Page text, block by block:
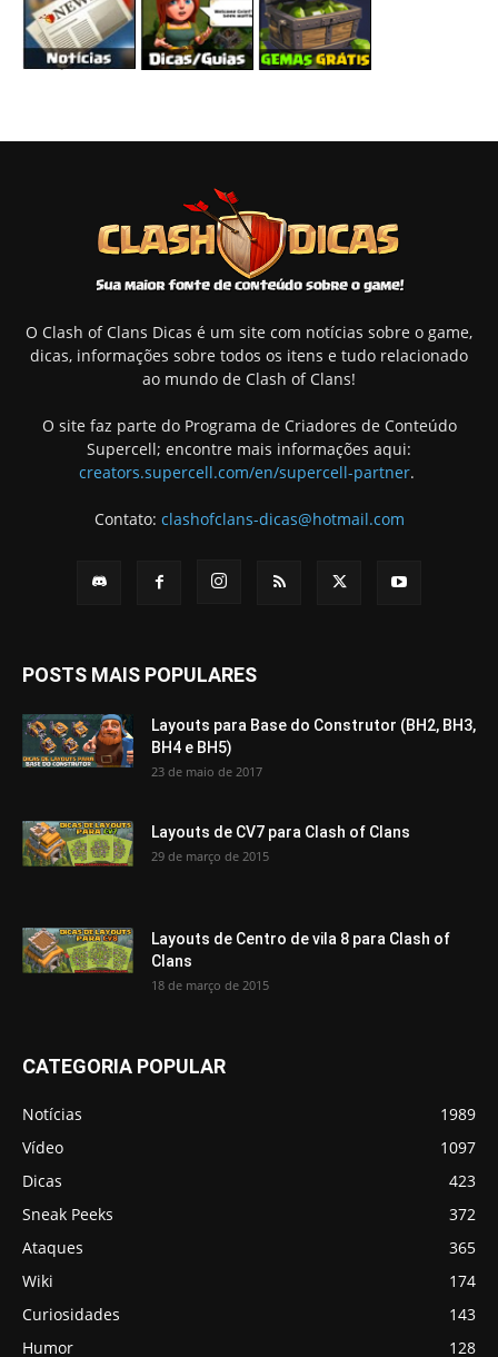
O Clash of Clans Dicas é um site com notícias sobre o game,
dicas, informações sobre todos os itens e tudo relacionado
ao mundo de Clash of Clans!
O site faz parte do Programa de Criadores de Conteúdo
Supercell; encontre mais informações aqui:
creators.supercell.com/en/supercell-partner.
Contato: clashofclans-dicas@hotmail.com
POSTS MAIS POPULARES
Layouts para Base do Construtor (BH2, BH3,
BH4 e BH5)
23 de maio de 2017
Layouts de CV7 para Clash of Clans
29 de março de 2015
Layouts de Centro de vila 8 para Clash of
Clans
18 de março de 2015
CATEGORIA POPULAR
Notícias
1989
Vídeo
1097
Dicas
423
Sneak Peeks
372
Ataques
365
Wiki
174
Curiosidades
143
Humor
128